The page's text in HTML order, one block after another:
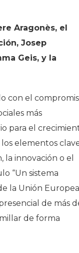
Aragonès, el
Josep
Geis, y la
con el
más
para el
elementos
la innovación o el
“Un sistema
la Unión
de más
de forma